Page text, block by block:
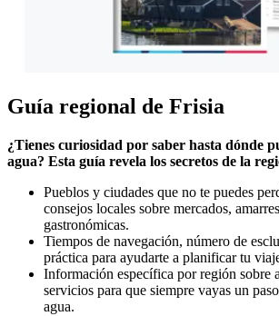
Guía regional de Frisia
¿Tienes curiosidad por saber hasta dónde
agua? Esta guía revela los secretos de la
Pueblos y ciudades que no te puedes
consejos locales sobre mercados,
gastronómicas.
Tiempos de navegación, número de
práctica para ayudarte a planificar tu
Información específica por región sobre
servicios para que siempre vayas un
agua.